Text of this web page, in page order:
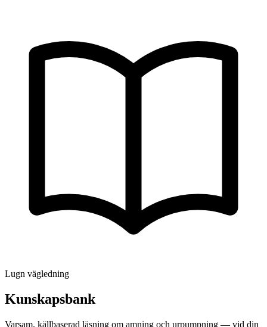
Lugn vägledning
Kunskapsbank
Varsam, källbaserad läsning om amning och urpumpning — vid din